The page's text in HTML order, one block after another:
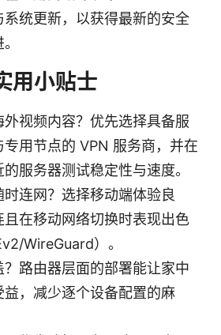
系统更新，以获得最新的安全
用小贴士
视频内容？优先选择具备服
用节点的 VPN 服务商，并在
服务器测试稳定性与速度。
连网？选择移动端体验良
在移动网络切换时表现出色
WireGuard）。
路由器层面的部署能让家中
益，减少逐个设备配置的麻